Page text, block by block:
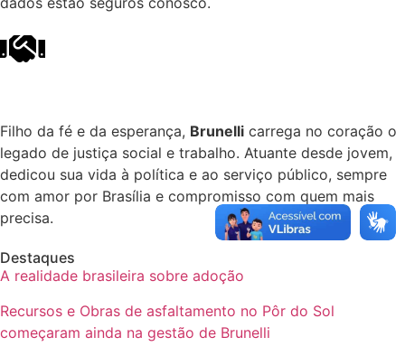
Filho da fé e da esperança, Brunelli carrega no coração o
legado de justiça social e trabalho. Atuante desde jovem,
dedicou sua vida à política e ao serviço público, sempre
com amor por Brasília e compromisso com quem mais
precisa.
Destaques
A realidade brasileira sobre adoção
Recursos e Obras de asfaltamento no Pôr do Sol
começaram ainda na gestão de Brunelli